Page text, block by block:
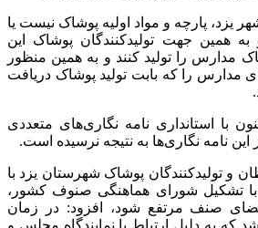
یزد، پارچه و مواد اولیه پوشاک نیست یا
همین جهت تولیدکنندگان پوشاک این
مدارس را تولید کنند و به همین منظور
مدارس را که بابت تولید پوشاک دریافت
با استانداری نامه نگاری‌های متعددی
این نامه نگاری‌ها به نتیجه نرسیده است.
و تولیدکنندگان پوشاک شهرستان یزد با
با تشکیل شورای هماهنگی صنوف کشور،
صنف مرتفع شود، افزود: در زمان